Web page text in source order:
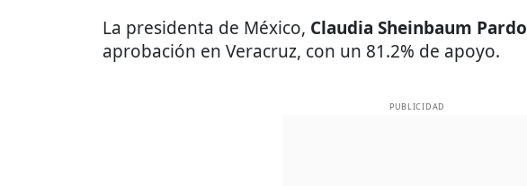
La presidenta de México, Claudia Sheinbaum Pardo
aprobación en Veracruz, con un 81.2% de apoyo.
PUBLICIDAD